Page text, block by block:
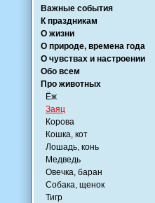
Важные события
К праздникам
О жизни
О природе, времена года
О чувствах и настроении
Обо всем
Про животных
Ёж
Заяц
Корова
Кошка, кот
Лошадь, конь
Медведь
Овечка, баран
Собака, щенок
Тигр